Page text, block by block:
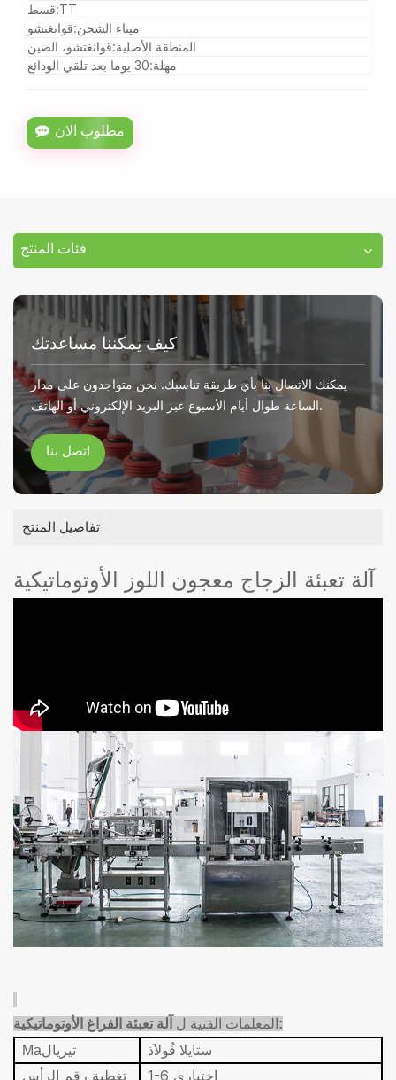
قسط:TT
ميناء الشحن:قوانغتشو
المنطقة الأصلية:قوانغتشو، الصين
مهلة:30 يوما بعد تلقي الودائع
مطلوب الان
فئات المنتج
كيف يمكننا مساعدتك
يمكنك الاتصال بنا بأي طريقة تناسبك. نحن متواجدون على مدار
الساعة طوال أيام الأسبوع عبر البريد الإلكتروني أو الهاتف.
اتصل بنا
تفاصيل المنتج
آلة تعبئة الزجاج معجون اللوز الأوتوماتيكية
المعلمات الفنية ل آلة تعبئة الفراغ الأوتوماتيكية
:
Maتيريال ستايلا فُولاَذ
تغطية رقم الرأس
1-6 اختياري